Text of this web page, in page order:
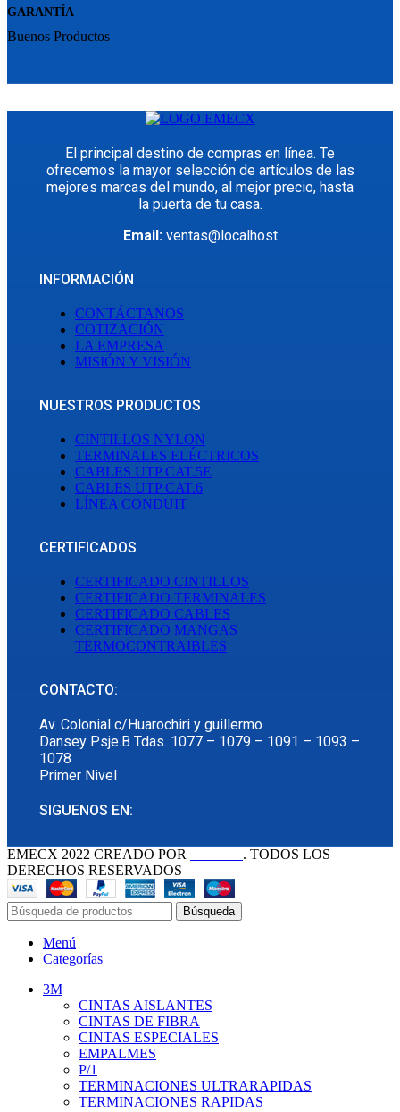
GARANTÍA
Buenos Productos
El principal destino de compras en línea. Te
ofrecemos la mayor selección de artículos de las
mejores marcas del mundo, al mejor precio, hasta
la puerta de tu casa.
Email:ventas@localhost
INFORMACIÓN
CONTÁCTANOS
COTIZACIÓN
LA EMPRESA
MISIÓN Y VISIÓN
NUESTROS PRODUCTOS
CINTILLOS NYLON
TERMINALES ELÉCTRICOS
CABLES UTP CAT.5E
CABLES UTP CAT.6
LÍNEA CONDUIT
CERTIFICADOS
CERTIFICADO CINTILLOS
CERTIFICADO TERMINALES
CERTIFICADO CABLES
CERTIFICADO MANGAS
TERMOCONTRAIBLES
CONTACTO:
Av. Colonial c/Huarochiri y guillermo
Dansey Psje.B Tdas. 1077 – 1079 – 1091 – 1093 –
1078
Primer Nivel
SIGUENOS EN:
EMECX 2022 CREADO POR
. TODOS LOS
DERECHOS RESERVADOS
Búsqueda
Menú
Categorías
3M
CINTAS AISLANTES
CINTAS DE FIBRA
CINTAS ESPECIALES
EMPALMES
P/1
TERMINACIONES ULTRARAPIDAS
TERMINACIONES RAPIDAS